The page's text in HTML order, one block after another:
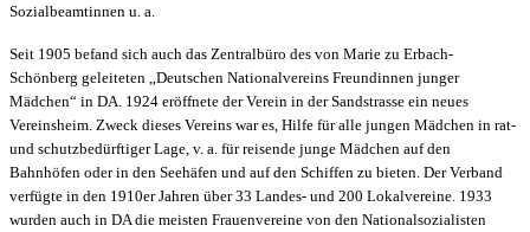
Sozialbeamtinnen u. a.
Seit 1905 befand sich auch das Zentralbüro des von Marie zu Erbach-
Schönberg geleiteten „Deutschen Nationalvereins Freundinnen junger
Mädchen“ in DA. 1924 eröffnete der Verein in der Sandstrasse ein neues
Vereinsheim. Zweck dieses Vereins war es, Hilfe für alle jungen Mädchen in rat-
und schutzbedürftiger Lage, v. a. für reisende junge Mädchen auf den
Bahnhöfen oder in den Seehäfen und auf den Schiffen zu bieten. Der Verband
verfügte in den 1910er Jahren über 33 Landes- und 200 Lokalvereine. 1933
wurden auch in DA die meisten Frauenvereine von den Nationalsozialisten